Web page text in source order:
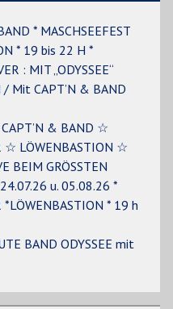
* MASCHSEEFEST
* 19 bis 22 H *
: MIT „ODYSSEE“
/ Mit CAPT’N & BAND
& BAND ☆
☆ LÖWENBASTION ☆
BEIM GRÖSSTEN
u. 05.08.26 *
*LÖWENBASTION * 19 h
BAND ODYSSEE mit